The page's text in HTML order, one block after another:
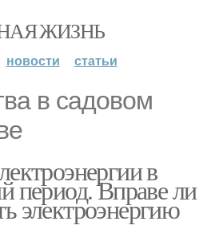
ЖИЗНЬ
новости статьи
в садовом
в
период. Вправе ли
электроэнергию